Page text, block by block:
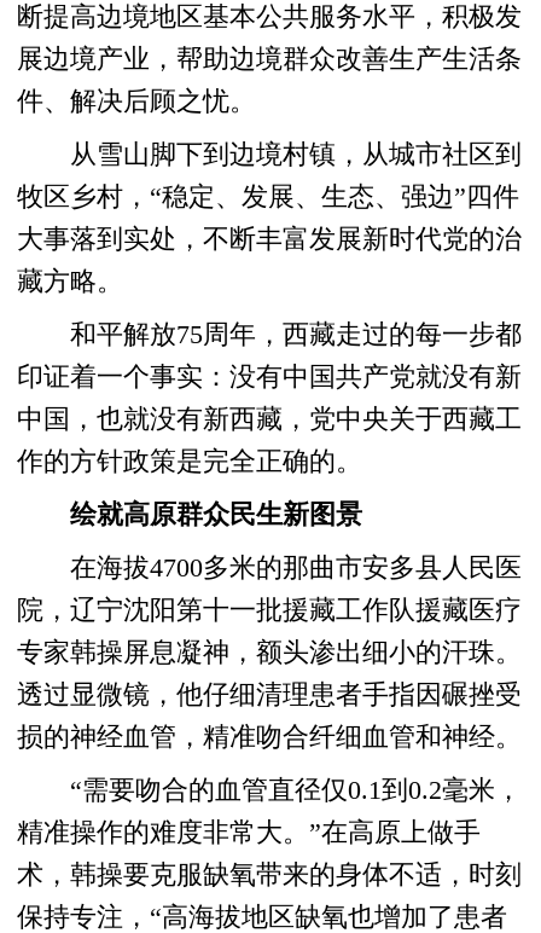
断提高边境地区基本公共服务水平，积极发
展边境产业，帮助边境群众改善生产生活条
件、解决后顾之忧。
从雪山脚下到边境村镇，从城市社区到
牧区乡村，“稳定、发展、生态、强边”四件
大事落到实处，不断丰富发展新时代党的治
藏方略。
和平解放75周年，西藏走过的每一步都
印证着一个事实：没有中国共产党就没有新
中国，也就没有新西藏，党中央关于西藏工
作的方针政策是完全正确的。
绘就高原群众民生新图景
在海拔4700多米的那曲市安多县人民医
院，辽宁沈阳第十一批援藏工作队援藏医疗
专家韩操屏息凝神，额头渗出细小的汗珠。
透过显微镜，他仔细清理患者手指因碾挫受
损的神经血管，精准吻合纤细血管和神经。
“需要吻合的血管直径仅0.1到0.2毫米，
精准操作的难度非常大。”在高原上做手
术，韩操要克服缺氧带来的身体不适，时刻
保持专注，“高海拔地区缺氧也增加了患者